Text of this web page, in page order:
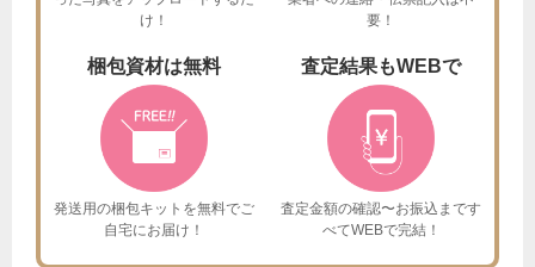
け！
要！
梱包資材は無料
発送用の梱包キットを無料でご
自宅にお届け！
査定結果もWEBで
査定金額の確認〜お振込まです
べてWEBで完結！